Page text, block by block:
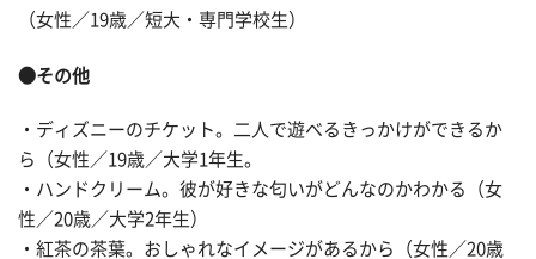
（女性／19歳／短大・専門学校生）
●その他
・ディズニーのチケット。二人で遊べるきっかけができるか
ら（女性／19歳／大学1年生。
・ハンドクリーム。彼が好きな匂いがどんなのかわかる（女
性／20歳／大学2年生）
・紅茶の茶葉。おしゃれなイメージがあるから（女性／20歳